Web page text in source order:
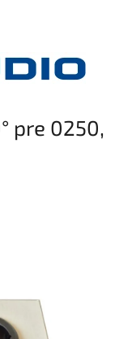
pre 0250,